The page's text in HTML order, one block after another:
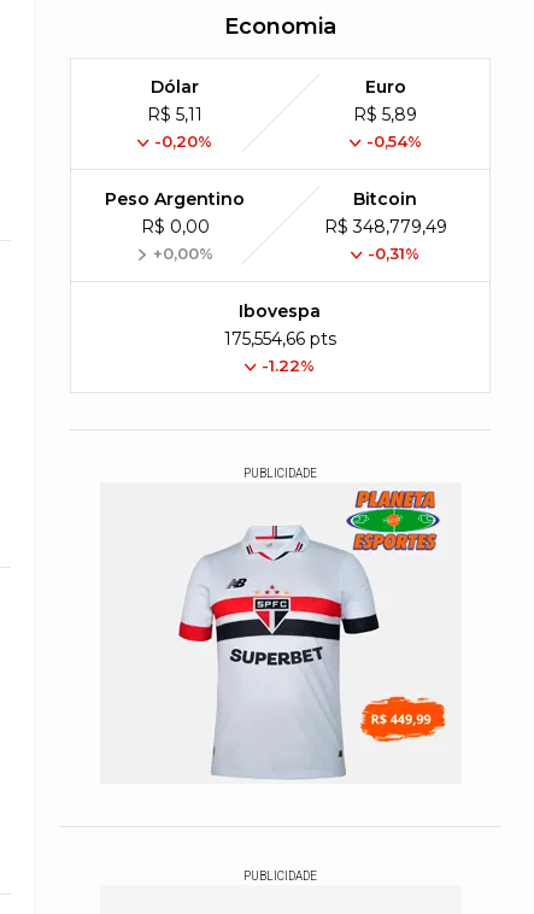
Economia
Dólar
R$ 5,11
-0,20%
Euro
R$ 5,89
-0,54%
Peso Argentino
R$ 0,00
+0,00%
Bitcoin
R$ 348,779,49
-0,31%
Ibovespa
175,554,66 pts
-1.22%
PUBLICIDADE
PUBLICIDADE